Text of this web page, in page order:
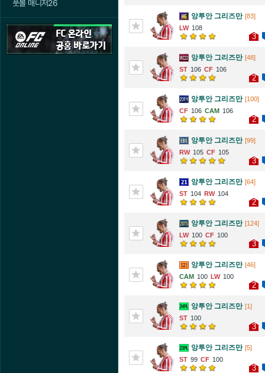
풋볼 매니저26
앙투안 그리즈만 [83]
108
3
앙투안 그리즈만 [48]
106
106
2
앙투안 그리즈만 [100]
106
106
2
앙투안 그리즈만 [99]
105
105
3
앙투안 그리즈만 [64]
104
104
2
앙투안 그리즈만 [124]
100
100
3
앙투안 그리즈만 [46]
100
100
2
앙투안 그리즈만 [1]
100
3
앙투안 그리즈만 [5]
99
100
3